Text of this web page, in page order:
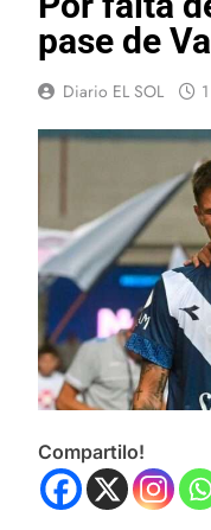
pase de
Diario EL SOL
Compartilo!